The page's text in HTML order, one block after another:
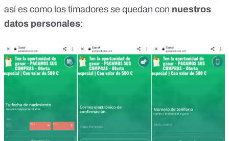
así es como los timadores se quedan con nuestros
datos personales: